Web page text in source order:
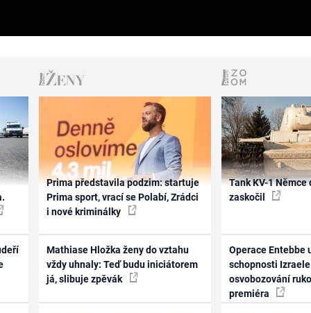
Prima představila podzim: startuje
Prima sport, vrací se Polabí, Zrádci
i nové kriminálky
Mathiase Hložka ženy do vztahu
vždy uhnaly: Teď budu iniciátorem
já, slibuje zpěvák
Tank KV-1 Němce
zaskočil
Operace Entebbe
schopnosti
osvobozování
premiéra